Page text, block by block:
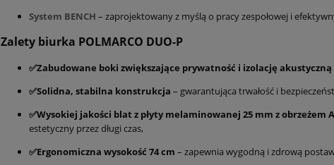
System BENCH – zaprojektowany z myślą o pracy zespołowej i
Zalety biurka POLMARCO DUO-P
✅Zabudowane boki zwiększające prywatność i izolację akustyczną
✅Solidna, stabilna konstrukcja – gwarantująca trwałość i
✅Wysokiej jakości blat z płyty melaminowanej 25 mm z obrzeżem
estetyczny przez długi czas,
✅Ergonomiczna wysokość 74 cm – zapewnia wygodną i zdrową